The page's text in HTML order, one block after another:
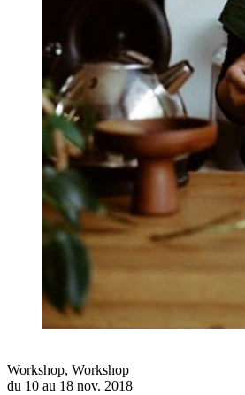
Workshop, Workshop
du 10 au 18 nov. 2018